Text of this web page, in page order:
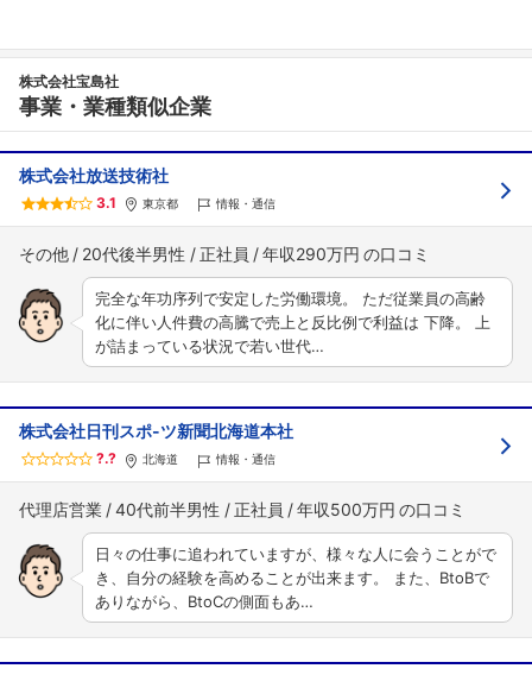
株式会社宝島社
事業・業種類似企業
株式会社放送技術社
3.1 東京都 情報・通信
その他 20代後半男性 正社員 年収290万円
完全な年功序列で安定した労働環境。 ただ従業員の高齢
化に伴い人件費の高騰で売上と反比例で利益は 下降。 上
が詰まっている状況で若い世代…
株式会社日刊スポ-ツ新聞北海道本社
?.? 北海道 情報・通信
代理店営業 40代前半男性 正社員 年収500万円
日々の仕事に追われていますが、様々な人に会うことがで
き、自分の経験を高めることが出来ます。 また、BtoBで
ありながら、BtoCの側面もあ…